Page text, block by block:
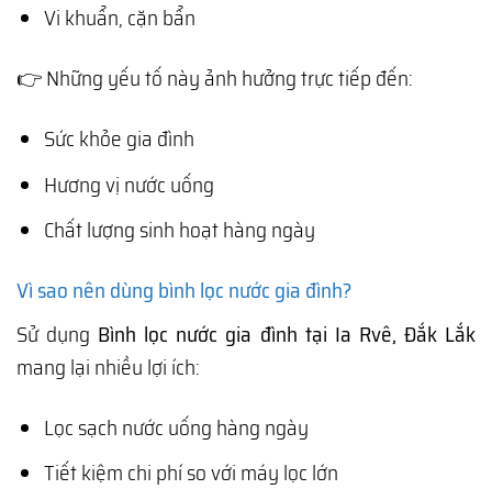
Vi khuẩn, cặn bẩn
👉 Những yếu tố này ảnh hưởng trực tiếp đến:
Sức khỏe gia đình
Hương vị nước uống
Chất lượng sinh hoạt hàng ngày
Vì sao nên dùng bình lọc nước gia đình?
Sử dụng Bình lọc nước gia đình tại Ia Rvê, Đắk Lắk
mang lại nhiều lợi ích:
Lọc sạch nước uống hàng ngày
Tiết kiệm chi phí so với máy lọc lớn